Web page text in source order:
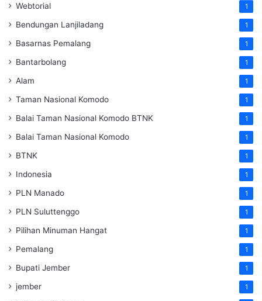
Webtorial 1
Bendungan Lanjiladang 1
Basarnas Pemalang 1
Bantarbolang 1
Alam 1
Taman Nasional Komodo 1
Balai Taman Nasional Komodo BTNK 1
Balai Taman Nasional Komodo 1
BTNK 1
Indonesia 1
PLN Manado 1
PLN Suluttenggo 1
Pilihan Minuman Hangat 1
Pemalang 1
Bupati Jember 1
jember 1